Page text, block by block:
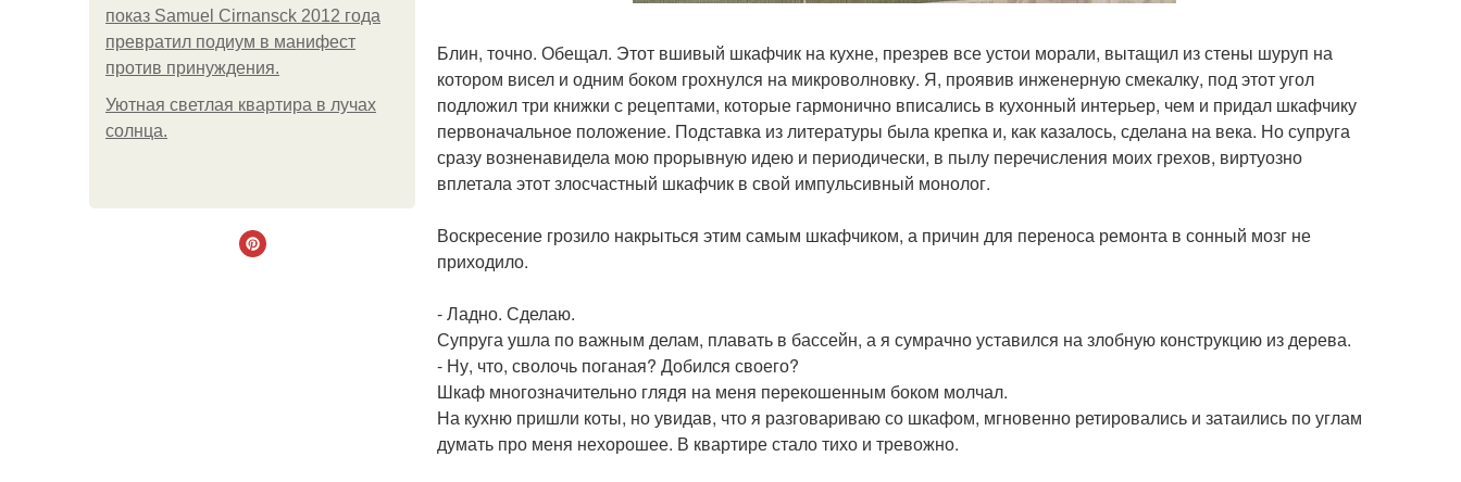
показ Samuel Cirnansck 2012 года
превратил подиум в манифест
против принуждения.
Уютная светлая квартира в лучах
солнца.
Блин, точно. Обещал. Этот вшивый шкафчик на кухне, презрев все устои морали, вытащил из стены шуруп на
котором висел и одним боком грохнулся на микроволновку. Я, проявив инженерную смекалку, под этот угол
подложил три книжки с рецептами, которые гармонично вписались в кухонный интерьер, чем и придал шкафчику
первоначальное положение. Подставка из литературы была крепка и, как казалось, сделана на века. Но супруга
сразу возненавидела мою прорывную идею и периодически, в пылу перечисления моих грехов, виртуозно
вплетала этот злосчастный шкафчик в свой импульсивный монолог.
Воскресение грозило накрыться этим самым шкафчиком, а причин для переноса ремонта в сонный мозг не
приходило.
- Ладно. Сделаю.
Супруга ушла по важным делам, плавать в бассейн, а я сумрачно уставился на злобную конструкцию из дерева.
- Ну, что, сволочь поганая? Добился своего?
Шкаф многозначительно глядя на меня перекошенным боком молчал.
На кухню пришли коты, но увидав, что я разговариваю со шкафом, мгновенно ретировались и затаились по углам
думать про меня нехорошее. В квартире стало тихо и тревожно.